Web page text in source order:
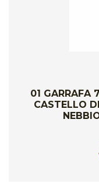
01 GARRAFA
CASTELLO